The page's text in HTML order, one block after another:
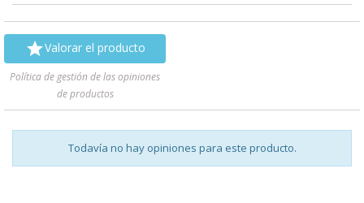
Valorar el producto
Política de gestión de las opiniones
de productos
Todavía no hay opiniones para este producto.